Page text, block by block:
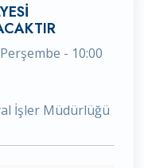
- 10:00
İşler Müdürlüğü